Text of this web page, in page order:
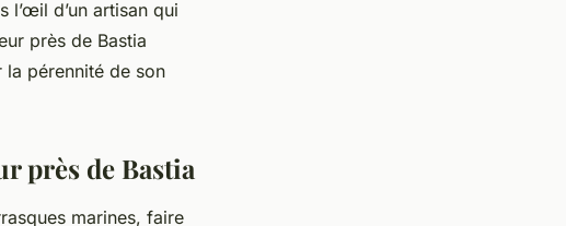
l’œil d’un artisan qui
près de Bastia
la pérennité de son
près de Bastia
marines, faire